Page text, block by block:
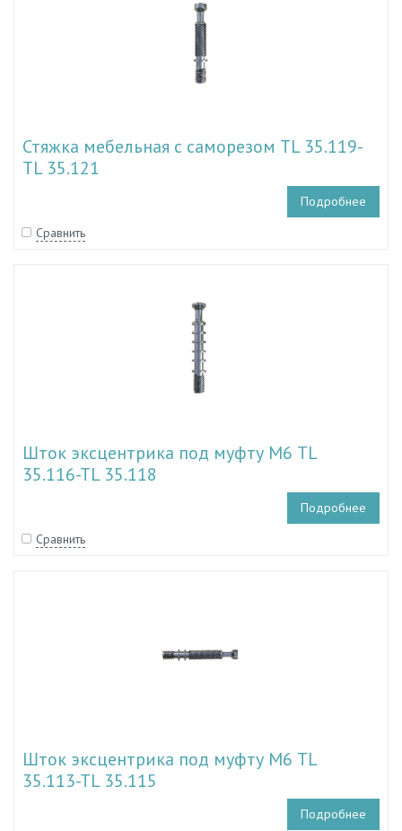
Стяжка мебельная с саморезом TL 35.119-
TL 35.121
Подробнее
Сравнить
Шток эксцентрика под муфту М6 TL
35.116-TL 35.118
Подробнее
Сравнить
Шток эксцентрика под муфту М6 TL
35.113-TL 35.115
Подробнее